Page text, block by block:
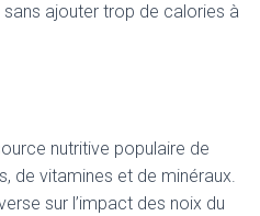
ajouter trop de calories à
nutritive populaire de
de vitamines et de minéraux.
sur l’impact des noix du